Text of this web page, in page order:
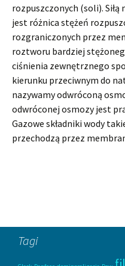
rozpuszczonych (soli).
jest różnica stężeń
rozgraniczonych przez
roztworu bardziej
ciśnienia zewnętrznego
kierunku przeciwnym do
nazywamy odwróconą
odwróconej osmozy jest
Gazowe składniki wody
przechodzą przez
Tagi